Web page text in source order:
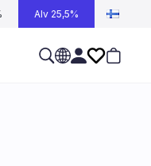
Alv 25,5%